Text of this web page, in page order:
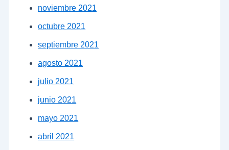
noviembre 2021
octubre 2021
septiembre 2021
agosto 2021
julio 2021
junio 2021
mayo 2021
abril 2021